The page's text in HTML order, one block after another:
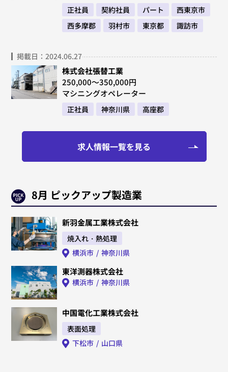
正社員 契約社員 パート
西東京市
西多摩郡
羽村市 東京都 諏訪市
掲載日：2024.06.27
株式会社張替工業
250,000～350,000円
マシニングオペレーター
正社員 神奈川県 高座郡
求人情報一覧を見る
8月 ピックアップ製造業
新羽金属工業株式会社
焼入れ・熱処理
神奈川県
横浜市
東洋測器株式会社
神奈川県
横浜市
中国電化工業株式会社
表面処理
山口県
下松市